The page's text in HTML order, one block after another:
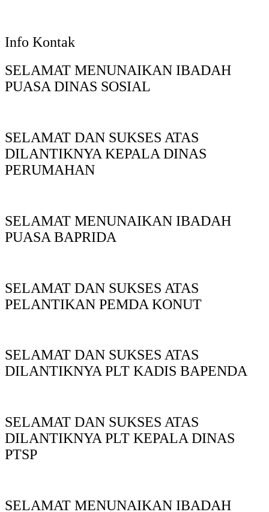
Info Kontak
SELAMAT MENUNAIKAN IBADAH
PUASA DINAS SOSIAL
SELAMAT DAN SUKSES ATAS
DILANTIKNYA KEPALA DINAS
PERUMAHAN
SELAMAT MENUNAIKAN IBADAH
PUASA BAPRIDA
SELAMAT DAN SUKSES ATAS
PELANTIKAN PEMDA KONUT
SELAMAT DAN SUKSES ATAS
DILANTIKNYA PLT KADIS BAPENDA
SELAMAT DAN SUKSES ATAS
DILANTIKNYA PLT KEPALA DINAS
PTSP
SELAMAT MENUNAIKAN IBADAH